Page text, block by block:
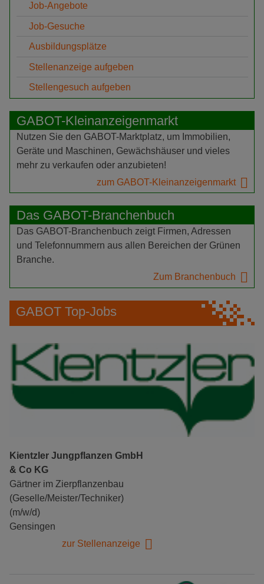
Job-Angebote
Job-Gesuche
Ausbildungsplätze
Stellenanzeige aufgeben
Stellengesuch aufgeben
GABOT-Kleinanzeigenmarkt
Nutzen Sie den GABOT-Marktplatz, um Immobilien,
Geräte und Maschinen, Gewächshäuser und vieles
mehr zu verkaufen oder anzubieten!
zum GABOT-Kleinanzeigenmarkt
Das GABOT-Branchenbuch
Das GABOT-Branchenbuch zeigt Firmen, Adressen
und Telefonnummern aus allen Bereichen der Grünen
Branche.
Zum Branchenbuch
GABOT Top-Jobs
Kientzler Jungpflanzen GmbH
& Co KG
Gärtner im Zierpflanzenbau
(Geselle/Meister/Techniker)
(m/w/d)
Gensingen
zur Stellenanzeige